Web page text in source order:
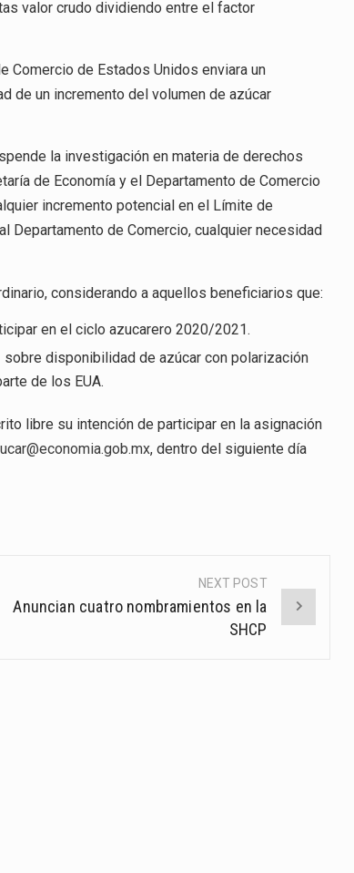
A
valor crudo dividiendo entre el factor
Comercio de Estados Unidos enviara un
de un incremento del volumen de azúcar
la investigación en materia de derechos
de Economía y el Departamento de Comercio
incremento potencial en el Límite de
Departamento de Comercio, cualquier necesidad
considerando a aquellos beneficiarios que:
en el ciclo azucarero 2020/2021.
disponibilidad de azúcar con polarización
de los EUA.
libre su intención de participar en la asignación
, dentro del siguiente día
NEXT POST
Anuncian cuatro nombramientos en la
SHCP